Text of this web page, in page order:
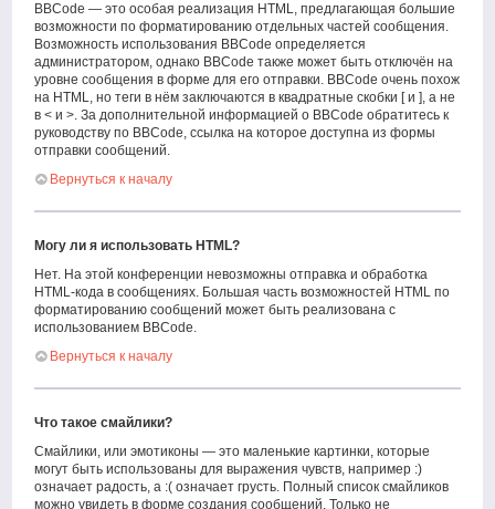
BBCode — это особая реализация HTML, предлагающая большие
возможности по форматированию отдельных частей сообщения.
Возможность использования BBCode определяется
администратором, однако BBCode также может быть отключён на
уровне сообщения в форме для его отправки. BBCode очень похож
на HTML, но теги в нём заключаются в квадратные скобки [ и ], а не
в < и >. За дополнительной информацией о BBCode обратитесь к
руководству по BBCode, ссылка на которое доступна из формы
отправки сообщений.
Вернуться к началу
Могу ли я использовать HTML?
Нет. На этой конференции невозможны отправка и обработка
HTML-кода в сообщениях. Большая часть возможностей HTML по
форматированию сообщений может быть реализована с
использованием BBCode.
Вернуться к началу
Что такое смайлики?
Смайлики, или эмотиконы — это маленькие картинки, которые
могут быть использованы для выражения чувств, например :)
означает радость, а :( означает грусть. Полный список смайликов
можно увидеть в форме создания сообщений. Только не